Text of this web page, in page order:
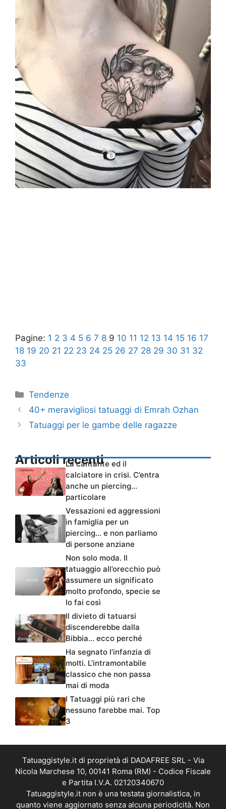
Pagine: 1 2 3 4 5 6 7 8 9 10 11 12 13 14 15 16 17
18 19 20 21 22 23 24 25 26 27 28 29 30 31 32
33
Categorie
Tendenze
40+ meravigliosi tatuaggi di Emrah Ozhan
Tatuaggi per le gambe delle ragazze
Articoli recenti
La cantante ed il
calciatore in crisi. C’entra
anche un piercing…
particolare
Vessazioni ed aggressioni
in famiglia per un
piercing… e non parliamo
di persone anziane
Non solo moda. Il
tatuaggio all’orecchio può
assumere un significato
molto profondo, specie se
lo fai così
Il divieto di tatuarsi
discenderebbe dalla
Bibbia… ecco perché
Ha segnato l’infanzia di
molti. L’intramontabile
classico che non passa
mai di moda
I Tatuaggi più rari che
nessuno farebbe mai. Top
3
Tatuaggistyle.it di proprietà di DADAFREE SRL - Via
Nicola Marchese 10, 00141 Roma (RM) - Codice Fiscale
e Partita I.V.A. 02120340670
Tatuaggistyle.it non è una testata giornalistica, in
quanto viene aggiornato senza alcuna periodicità. Non